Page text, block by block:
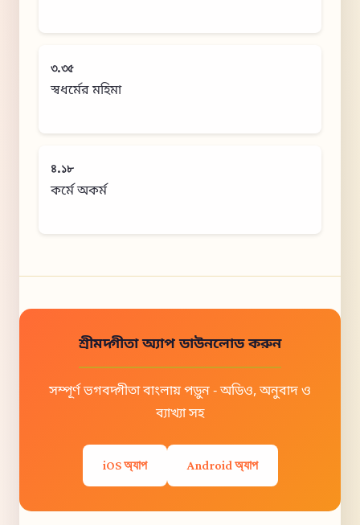
৩.৩৫
স্বধর্মের মহিমা
৪.১৮
কর্মে অকর্ম
শ্রীমদ্গীতা অ্যাপ ডাউনলোড করুন
সম্পূর্ণ ভগবদ্গীতা বাংলায় পড়ুন - অডিও, অনুবাদ ও
ব্যাখ্যা সহ
iOS অ্যাপ Android অ্যাপ